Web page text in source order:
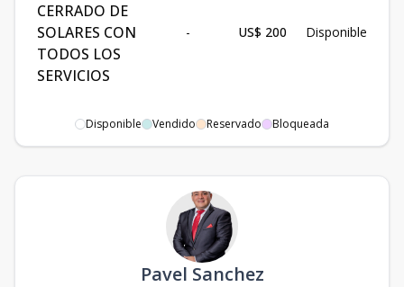
CERRADO DE
SOLARES CON
TODOS LOS
SERVICIOS
- US$ 200 Disponible
Disponible Vendido Reservado Bloqueada
Pavel Sanchez